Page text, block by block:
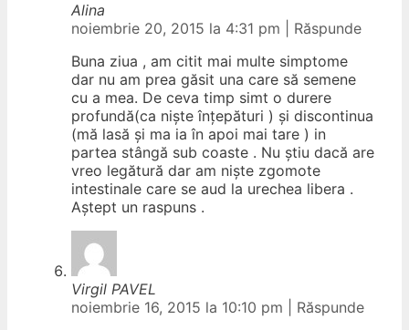
Alina
noiembrie 20, 2015 la 4:31 pm
Răspunde
Buna ziua , am citit mai multe simptome
dar nu am prea găsit una care să semene
cu a mea. De ceva timp simt o durere
profundă(ca niște înțepături ) și discontinua
(mă lasă și ma ia în apoi mai tare ) in
partea stângă sub coaste . Nu știu dacă are
vreo legătură dar am niște zgomote
intestinale care se aud la urechea libera .
Aștept un raspuns .
Virgil PAVEL
noiembrie 16, 2015 la 10:10 pm
Răspunde